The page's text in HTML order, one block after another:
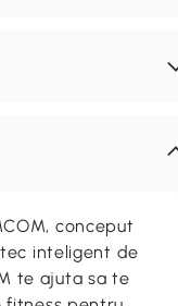
conceput
inteligent de
te ajuta sa te